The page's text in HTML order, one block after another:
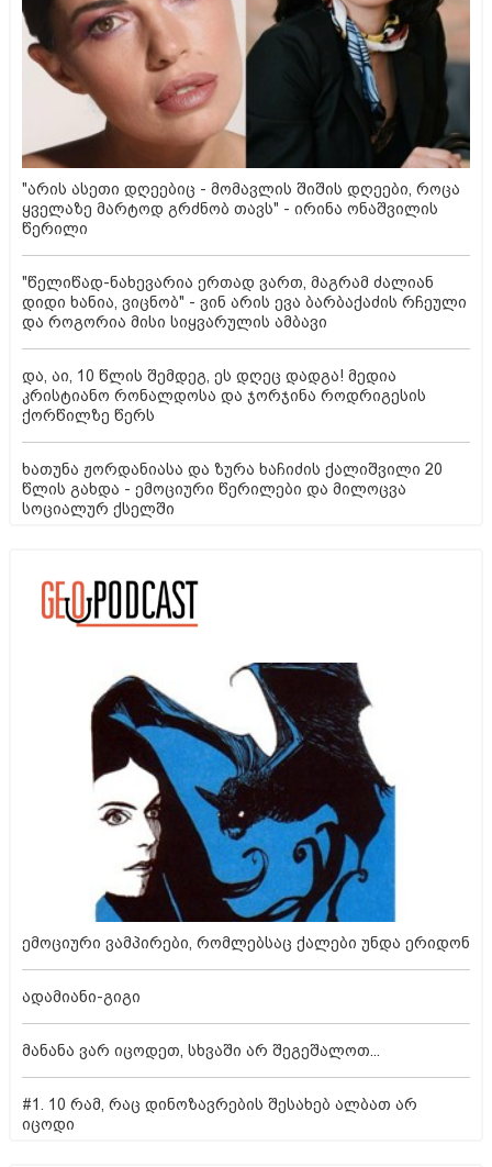
"არის ასეთი დღეებიც - მომავლის შიშის დღეები, როცა
ყველაზე მარტოდ გრძნობ თავს" - ირინა ონაშვილის
წერილი
"წელიწად-ნახევარია ერთად ვართ, მაგრამ ძალიან
დიდი ხანია, ვიცნობ" - ვინ არის ევა ბარბაქაძის რჩეული
და როგორია მისი სიყვარულის ამბავი
და, აი, 10 წლის შემდეგ, ეს დღეც დადგა! მედია
კრისტიანო რონალდოსა და ჯორჯინა როდრიგესის
ქორწილზე წერს
ხათუნა ჟორდანიასა და ზურა ხაჩიძის ქალიშვილი 20
წლის გახდა - ემოციური წერილები და მილოცვა
სოციალურ ქსელში
ემოციური ვამპირები, რომლებსაც ქალები უნდა ერიდონ
ადამიანი-გიგი
მანანა ვარ იცოდეთ, სხვაში არ შეგეშალოთ...
#1. 10 რამ, რაც დინოზავრების შესახებ ალბათ არ
იცოდი